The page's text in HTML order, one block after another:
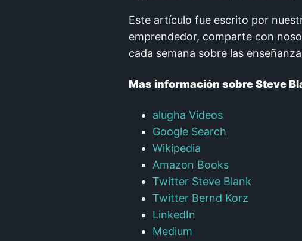
Este artículo fue escrito por
emprendedor, comparte con
cada semana sobre las
Mas información sobre Steve
alugha Videos
Google Search
Wikipedia
Amazon Books
Twitter Steve Blank
Twitter Bernd Korz
LinkedIn
Medium